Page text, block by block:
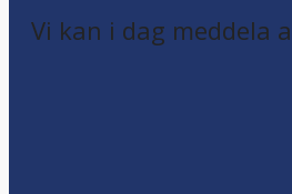
Vi kan i dag meddela